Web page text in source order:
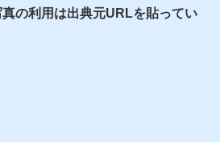
の利用は出典元URLを貼ってい